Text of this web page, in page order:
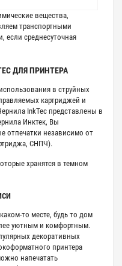
вещества,
транспортными
если среднесуточная
ДЛЯ ПРИНТЕРА
в струйных
картриджей и
InkTec представлены в
Инктек, Вы
отпечатки независимо от
СНПЧ).
хранятся в темном
то месте, будь то дом
уютным и комфортным.
декоративных
принтера
напечатать